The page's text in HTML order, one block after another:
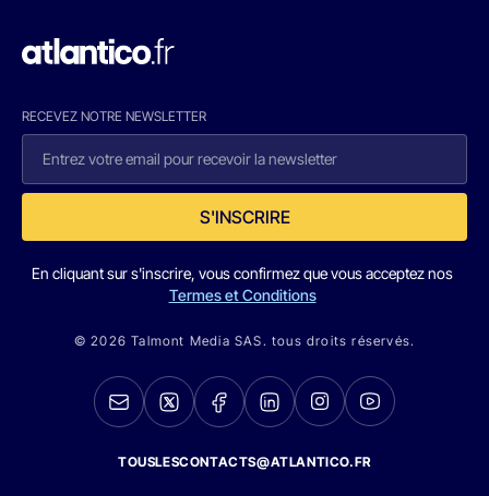
RECEVEZ NOTRE NEWSLETTER
S'INSCRIRE
En cliquant sur s'inscrire, vous confirmez que vous acceptez nos
Termes et Conditions
© 2026 Talmont Media SAS. tous droits réservés.
TOUSLESCONTACTS@ATLANTICO.FR